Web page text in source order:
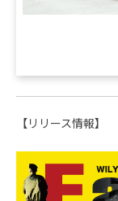
【リリース情報】